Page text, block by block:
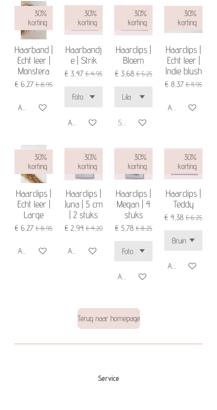
30%
korting
Haarband |
Echt leer |
Monstera
€ 6,27 € 8,95
Add to cart
30%
korting
Haarbandj
e | Strik
€ 3,47 € 4,95
Add to cart
30%
korting
Haarclips |
Bloem
€ 3,68 € 5,25
Sold out
30%
korting
Haarclips |
Echt leer |
Indie blush
€ 8,37 € 11,95
Add to cart
30%
korting
Haarclips |
Echt leer |
Large
€ 6,27 € 8,95
Add to cart
30%
korting
Haarclips |
Juna | 5 cm
| 2 stuks
€ 2,94 € 4,20
Add to cart
30%
korting
Haarclips |
Megan | 4
stuks
€ 5,78 € 8,25
Add to cart
30%
korting
Haarclips |
Teddy
€ 4,38 € 6,25
Add to cart
Terug naar homepage
Service